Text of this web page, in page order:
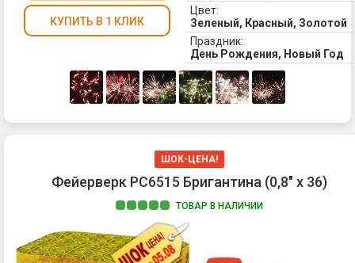
КУПИТЬ В 1 КЛИК
Цвет:
Зеленый, Красный, Золотой
Праздник:
День Рождения, Новый Год
ШОК-ЦЕНА!
Фейерверк РС6515 Бригантина (0,8" х 36)
ТОВАР В НАЛИЧИИ